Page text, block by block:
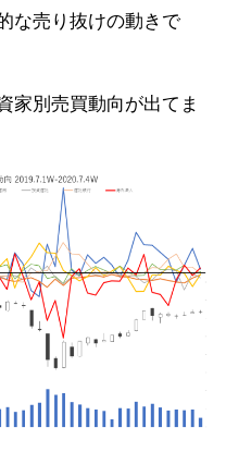
な売り抜けの動きで
家別売買動向が出てま